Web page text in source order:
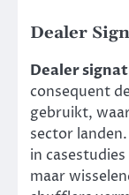
Dealer
Dealer
consequent
gebruikt,
sector
in
maar